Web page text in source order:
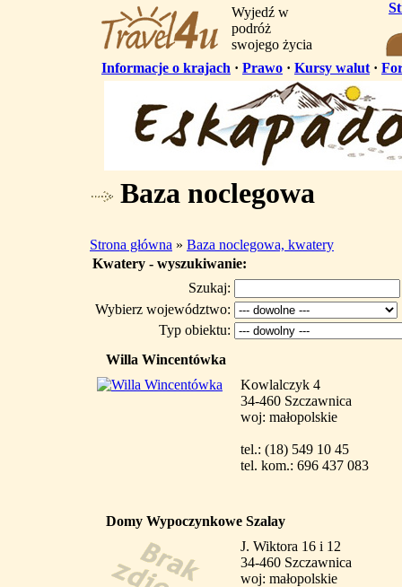
Wyjedź w
podróż
swojego życia
Informacje o krajach · Prawo · Kursy walut ·
Baza noclegowa
Strona główna » Baza noclegowa, kwatery
Kwatery - wyszukiwanie:
Szukaj:
Wybierz województwo:
Typ obiektu:
Willa Wincentówka
Kowlalczyk 4
34-460 Szczawnica
woj: małopolskie
tel.: (18) 549 10 45
tel. kom.: 696 437 083
Domy Wypoczynkowe Szalay
J. Wiktora 16 i 12
34-460 Szczawnica
woj: małopolskie